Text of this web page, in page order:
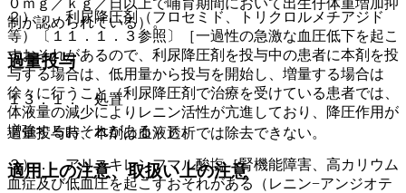
０ｍｇ／ｋｇ／日以上で哺育期間において出生仔体重増加抑
制が認められている）。
過量投与
１３．１． 処置
過量投与時、本剤は血液透析では除去できない。
適用上の注意、取扱い上の注意
２）． 利尿降圧剤（フロセミド、トリクロルメチアジド
等）〔１１．１．３参照〕［一過性の急激な血圧低下を起こ
すおそれがあるので、利尿降圧剤を投与中の患者に本剤を投
与する場合は、低用量から投与を開始し、増量する場合は
徐々に行うこと（利尿降圧剤で治療を受けている患者では、
体液量の減少によりレニン活性が亢進しており、降圧作用が
増強するおそれがある）］。
３）． アリスキレンフマル酸塩［腎機能障害、高カリウム
血症及び低血圧を起こすおそれがある（レニン−アンジオテ